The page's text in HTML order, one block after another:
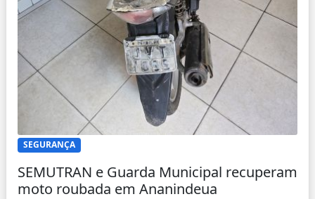
SEGURANÇA
SEMUTRAN e Guarda Municipal recuperam
moto roubada em Ananindeua